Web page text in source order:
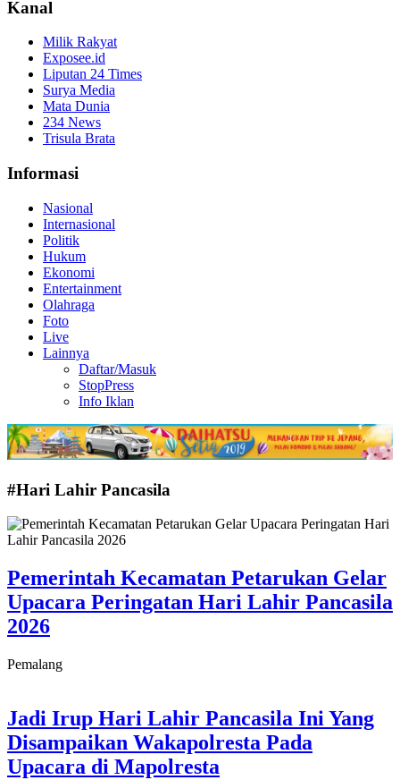
Kanal
Milik Rakyat
Exposee.id
Liputan 24 Times
Surya Media
Mata Dunia
234 News
Trisula Brata
Informasi
Nasional
Internasional
Politik
Hukum
Ekonomi
Entertainment
Olahraga
Foto
Live
Lainnya
Daftar/Masuk
StopPress
Info Iklan
#Hari Lahir Pancasila
Pemerintah Kecamatan Petarukan Gelar
Upacara Peringatan Hari Lahir Pancasila
2026
Pemalang
Jadi Irup Hari Lahir Pancasila Ini Yang
Disampaikan Wakapolresta Pada
Upacara di Mapolresta